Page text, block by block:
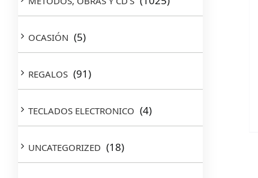
OCASIÓN (5)
REGALOS (91)
TECLADOS ELECTRONICO (4)
UNCATEGORIZED (18)